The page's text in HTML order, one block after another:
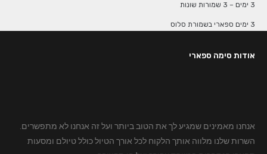
3 ימים – 3 שמורות שונות
3 ימים ספארי בשמורת סלוס
אודות סימה ספארי
אנחנו מאמינים שמגיע לך את הטוב ביותר ועל זה אנחנו לא מתפשרים.
השרות שלנו מלווה אותך הלקוח לכל אורך הטיול כולל טיולם ומסעות